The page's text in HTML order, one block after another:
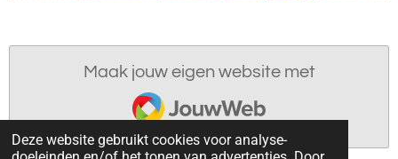
Deze website gebruikt cookies voor analyse-
Maak jouw eigen website met
JouwWeb